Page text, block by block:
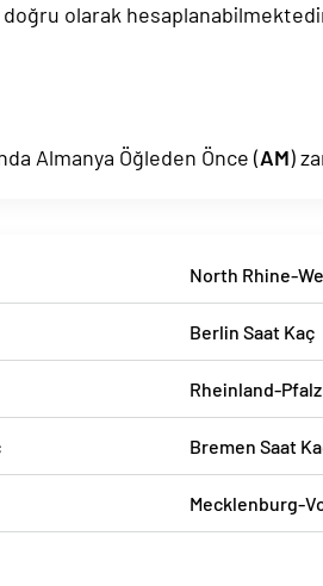
doğru olarak
Almanya Öğleden Önce (AM)
North Rhine-
Berlin Saat Kaç
Rheinland-
Bremen Saat
Mecklenburg-